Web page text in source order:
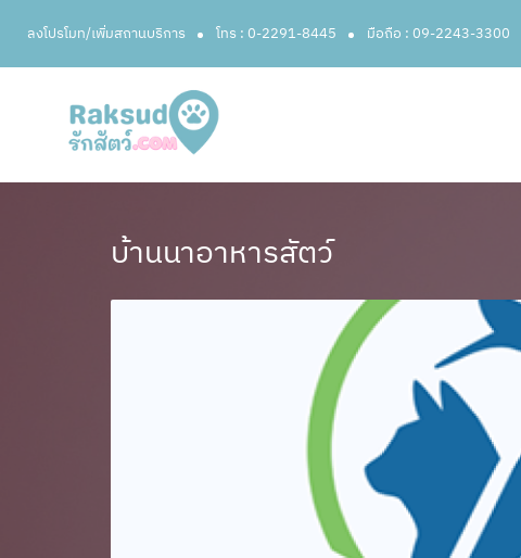
ลงโปรโมท/เพิ่มสถานบริการ โทร : 0-2291-8445 มือถือ : 09-2243-3300
บ้านนาอาหารสัตว์